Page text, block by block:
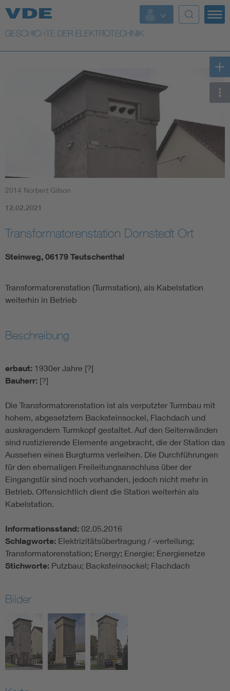
Top Themen
Weitere Themen
2014 Norbert Gilson
12.02.2021
Transformatorenstation Dornstedt Ort
Steinweg, 06179 Teutschenthal
Transformatorenstation (Turmstation), als Kabelstation
weiterhin in Betrieb
Beschreibung
erbaut: 1930er Jahre [?]
Bauherr: [?]
Die Transformatorenstation ist als verputzter Turmbau mit
hohem, abgesetztem Backsteinsockel, Flachdach und
auskragendem Turmkopf gestaltet. Auf den Seitenwänden
sind rustizierende Elemente angebracht, die der Station das
Aussehen eines Burgturms verleihen. Die Durchführungen
für den ehemaligen Freileitungsanschluss über der
Eingangstür sind noch vorhanden, jedoch nicht mehr in
Betrieb. Offensichtlich dient die Station weiterhin als
Kabelstation.
Informationsstand: 02.05.2016
Schlagworte: Elektrizitätsübertragung / -verteilung;
Transformatorenstation; Energy; Energie; Energienetze
Stichworte: Putzbau; Backsteinsockel; Flachdach
Bilder